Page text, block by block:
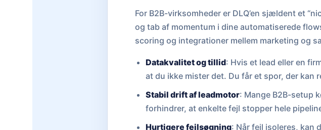
For B2B-virksomheder er DLQ’en sjældent et
og tab af momentum i dine automatiserede
scoring og integrationer mellem marketing og
Datakvalitet og tillid: Hvis et lead eller en
at du ikke mister det. Du får et spor, der kan
Stabil drift af leadmotor: Mange B2B-setup
forhindrer, at enkelte fejl stopper hele
Hurtigere fejlsøgning: Når fejl isoleres, kan